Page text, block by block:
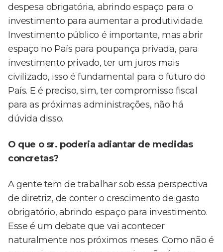
despesa obrigatória, abrindo espaço para o
investimento para aumentar a produtividade.
Investimento público é importante, mas abrir
espaço no País para poupança privada, para
investimento privado, ter um juros mais
civilizado, isso é fundamental para o futuro do
País. E é preciso, sim, ter compromisso fiscal
para as próximas administrações, não há
dúvida disso.
O que o sr. poderia adiantar de medidas
concretas?
A gente tem de trabalhar sob essa perspectiva
de diretriz, de conter o crescimento de gasto
obrigatório, abrindo espaço para investimento.
Esse é um debate que vai acontecer
naturalmente nos próximos meses. Como não é